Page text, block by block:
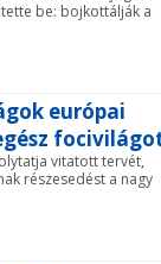
be: bojkottálják a
európai
vitatott tervét,
részesedést a nagy